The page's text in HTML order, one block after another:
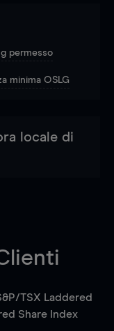
permesso
minima OSLG
locale di
TSX Laddered
Share Index